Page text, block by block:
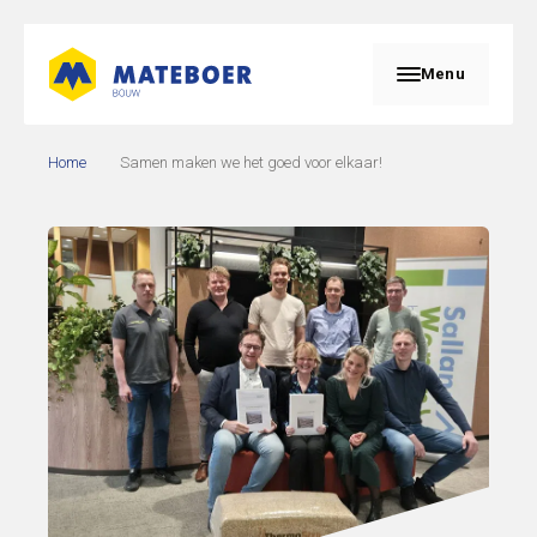
Menu
Home Samen maken we het goed voor elkaar!